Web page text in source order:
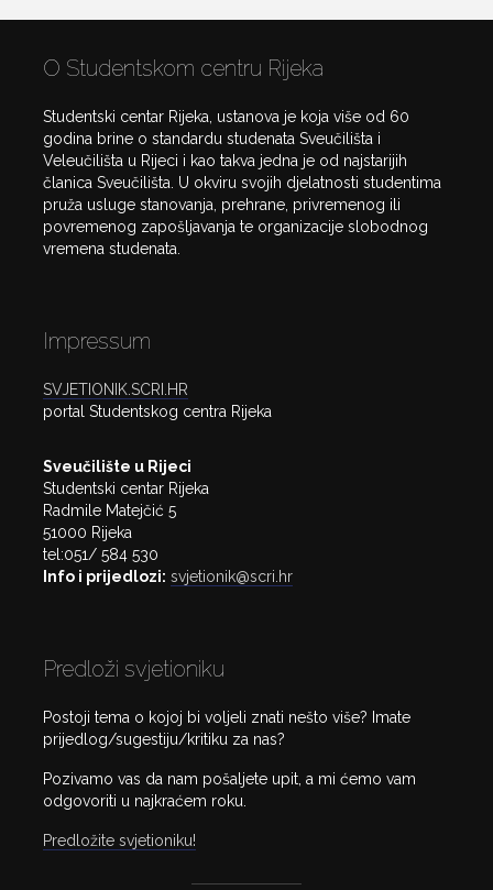
O Studentskom centru Rijeka
Studentski centar Rijeka, ustanova je koja više od 60
godina brine o standardu studenata Sveučilišta i
Veleučilišta u Rijeci i kao takva jedna je od najstarijih
članica Sveučilišta. U okviru svojih djelatnosti studentima
pruža usluge stanovanja, prehrane, privremenog ili
povremenog zapošljavanja te organizacije slobodnog
vremena studenata.
Impressum
SVJETIONIK.SCRI.HR
portal Studentskog centra Rijeka
Sveučilište u Rijeci
Studentski centar Rijeka
Radmile Matejčić 5
51000 Rijeka
tel:051/ 584 530
Info i prijedlozi: svjetionik@scri.hr
Predloži svjetioniku
Postoji tema o kojoj bi voljeli znati nešto više? Imate
prijedlog/sugestiju/kritiku za nas?
Pozivamo vas da nam pošaljete upit, a mi ćemo vam
odgovoriti u najkraćem roku.
Predložite svjetioniku!